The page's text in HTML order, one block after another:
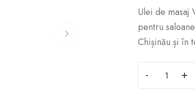
Ulei de masaj
pentru
Chișinău și în
- +